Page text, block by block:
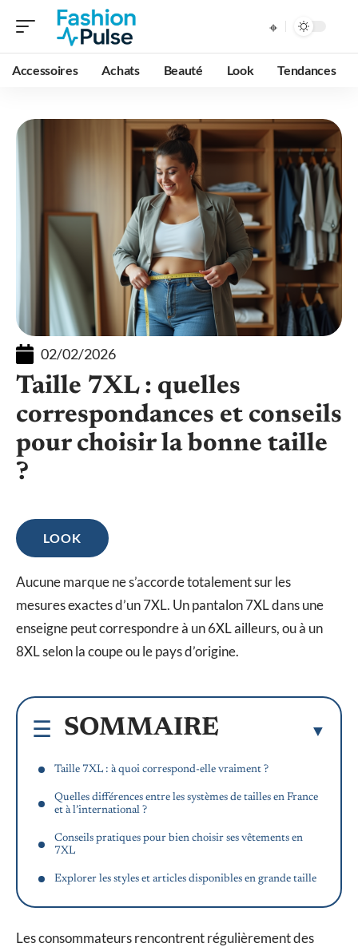
Accessoires Achats Beauté Look Tendances
02/02/2026
Taille 7XL : quelles
correspondances et conseils
pour choisir la bonne taille
?
LOOK
Aucune marque ne s’accorde totalement sur les
mesures exactes d’un 7XL. Un pantalon 7XL dans une
enseigne peut correspondre à un 6XL ailleurs, ou à un
8XL selon la coupe ou le pays d’origine.
SOMMAIRE
Taille 7XL : à quoi correspond-elle vraiment ?
Quelles différences entre les systèmes de tailles en France
et à l’international ?
Conseils pratiques pour bien choisir ses vêtements en
7XL
Explorer les styles et articles disponibles en grande taille
Les consommateurs rencontrent régulièrement des